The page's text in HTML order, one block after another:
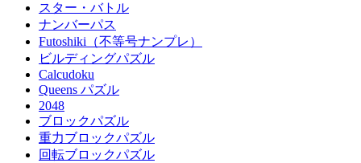
スター・バトル
ナンバーパス
Futoshiki（不等号ナンプレ）
ビルディングパズル
Calcudoku
Queens パズル
2048
ブロックパズル
重力ブロックパズル
回転ブロックパズル